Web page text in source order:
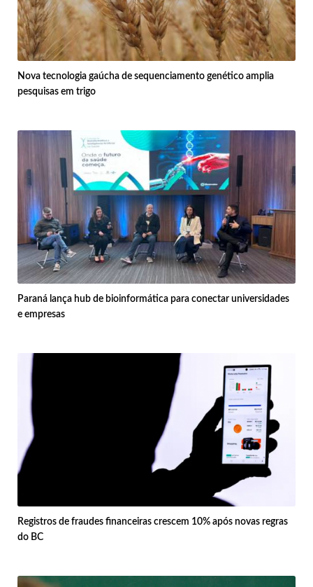
Nova tecnologia gaúcha de sequenciamento genético amplia
pesquisas em trigo
Paraná lança hub de bioinformática para conectar universidades
e empresas
Registros de fraudes financeiras crescem 10% após novas regras
do BC